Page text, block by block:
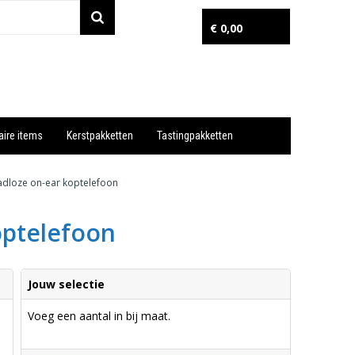
€ 0,00
items Kerstpakketten Tastingpakketten
on-ear koptelefoon
Jouw selectie
Voeg een aantal in bij maat.